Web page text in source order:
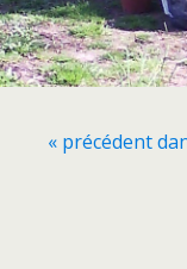
« précédent